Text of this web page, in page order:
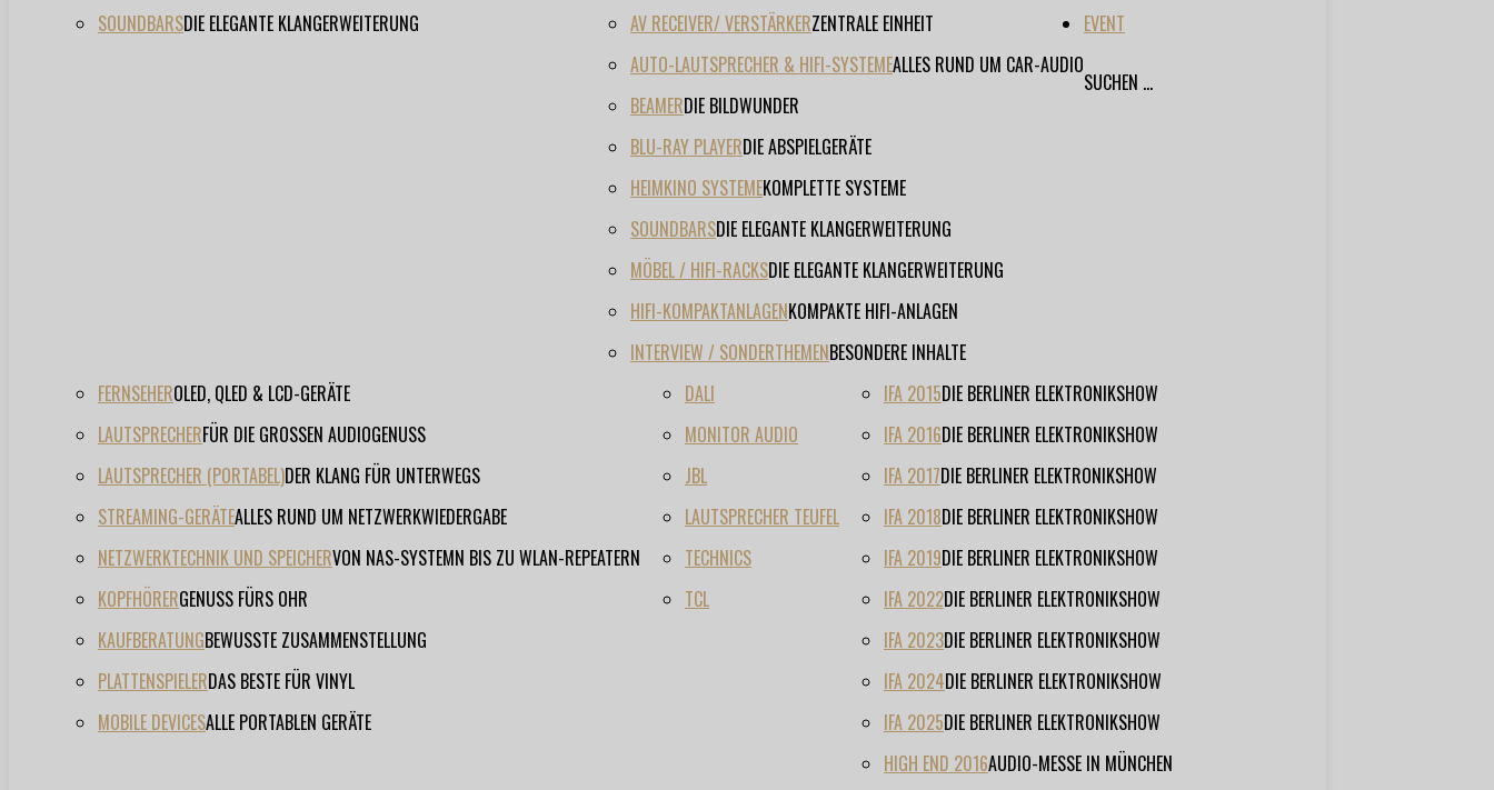
SOUNDBARSDIE ELEGANTE KLANGERWEITERUNG AV RECEIVER/ VERSTÄRKERZENTRALE EINHEIT
AUTO-LAUTSPRECHER & HIFI-SYSTEMEALLES RUND UM CAR-AUDIO
BEAMERDIE BILDWUNDER
BLU-RAY PLAYERDIE ABSPIELGERÄTE
HEIMKINO SYSTEMEKOMPLETTE SYSTEME
SOUNDBARSDIE ELEGANTE KLANGERWEITERUNG
MÖBEL / HIFI-RACKSDIE ELEGANTE KLANGERWEITERUNG
HIFI-KOMPAKTANLAGENKOMPAKTE HIFI-ANLAGEN
INTERVIEW / SONDERTHEMENBESONDERE INHALTE
FERNSEHEROLED, QLED & LCD-GERÄTE
LAUTSPRECHERFÜR DIE GROSSEN AUDIOGENUSS
LAUTSPRECHER (PORTABEL)DER KLANG FÜR UNTERWEGS
STREAMING-GERÄTEALLES RUND UM NETZWERKWIEDERGABE
NETZWERKTECHNIK UND SPEICHERVON NAS-SYSTEMN BIS ZU WLAN-REPEATERN
KOPFHÖRERGENUSS FÜRS OHR
KAUFBERATUNGBEWUSSTE ZUSAMMENSTELLUNG
PLATTENSPIELERDAS BESTE FÜR VINYL
MOBILE DEVICESALLE PORTABLEN GERÄTE
DALI
MONITOR AUDIO
JBL
LAUTSPRECHER TEUFEL
TECHNICS
TCL
EVENT
IFA 2015DIE BERLINER ELEKTRONIKSHOW
IFA 2016DIE BERLINER ELEKTRONIKSHOW
IFA 2017DIE BERLINER ELEKTRONIKSHOW
IFA 2018DIE BERLINER ELEKTRONIKSHOW
IFA 2019DIE BERLINER ELEKTRONIKSHOW
IFA 2022DIE BERLINER ELEKTRONIKSHOW
IFA 2023DIE BERLINER ELEKTRONIKSHOW
IFA 2024DIE BERLINER ELEKTRONIKSHOW
IFA 2025DIE BERLINER ELEKTRONIKSHOW
HIGH END 2016AUDIO-MESSE IN MÜNCHEN
SUCHEN ...